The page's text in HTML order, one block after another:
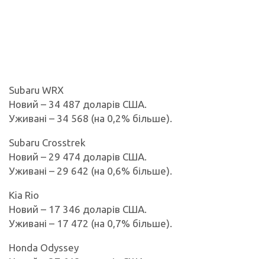
Subaru WRX
Новий – 34 487 доларів США.
Уживані – 34 568 (на 0,2% більше).
Subaru Crosstrek
Новий – 29 474 доларів США.
Уживані – 29 642 (на 0,6% більше).
Kia Rio
Новий – 17 346 доларів США.
Уживані – 17 472 (на 0,7% більше).
Honda Odyssey